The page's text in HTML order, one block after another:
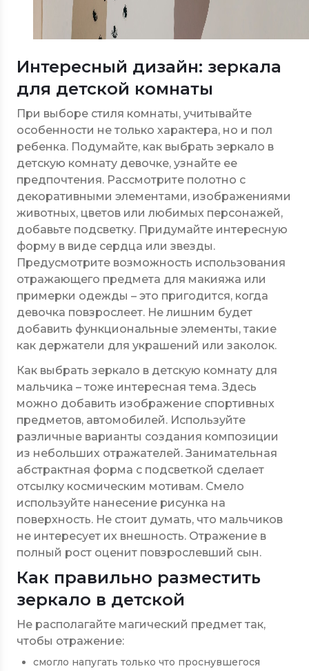
Интересный дизайн: зеркала
для детской комнаты
При выборе стиля комнаты, учитывайте
особенности не только характера, но и пол
ребенка. Подумайте, как выбрать зеркало в
детскую комнату девочке, узнайте ее
предпочтения. Рассмотрите полотно с
декоративными элементами, изображениями
животных, цветов или любимых персонажей,
добавьте подсветку. Придумайте интересную
форму в виде сердца или звезды.
Предусмотрите возможность использования
отражающего предмета для макияжа или
примерки одежды – это пригодится, когда
девочка повзрослеет. Не лишним будет
добавить функциональные элементы, такие
как держатели для украшений или заколок.
Как выбрать зеркало в детскую комнату для
мальчика – тоже интересная тема. Здесь
можно добавить изображение спортивных
предметов, автомобилей. Используйте
различные варианты создания композиции
из небольших отражателей. Занимательная
абстрактная форма с подсветкой сделает
отсылку космическим мотивам. Смело
используйте нанесение рисунка на
поверхность. Не стоит думать, что мальчиков
не интересует их внешность. Отражение в
полный рост оценит повзрослевший сын.
Как правильно разместить
зеркало в детской
Не располагайте магический предмет так,
чтобы отражение:
смогло напугать только что проснувшегося